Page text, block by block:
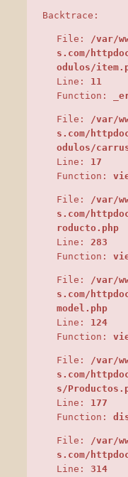
Backtrace:
File: /var/
s.com/
odulos/
Line: 11
Function:
File: /var/
s.com/
odulos/
Line: 17
Function:
File: /var/
s.com/
roducto.php
Line: 283
Function:
File: /var/
s.com/
model.php
Line: 124
Function:
File: /var/
s.com/
s/
Line: 177
Function:
File: /var/
s.com/
Line: 314